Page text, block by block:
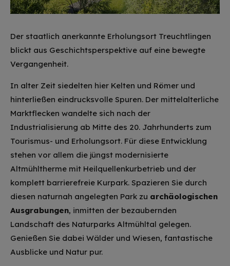
Der staatlich anerkannte Erholungsort Treuchtlingen
blickt aus Geschichtsperspektive auf eine bewegte
Vergangenheit.
In alter Zeit siedelten hier Kelten und Römer und
hinterließen eindrucksvolle Spuren. Der mittelalterliche
Marktflecken wandelte sich nach der
Industrialisierung ab Mitte des 20. Jahrhunderts zum
Tourismus- und Erholungsort. Für diese Entwicklung
stehen vor allem die jüngst modernisierte
Altmühltherme mit Heilquellenkurbetrieb und der
komplett barrierefreie Kurpark. Spazieren Sie durch
diesen naturnah angelegten Park zu archäologischen
Ausgrabungen, inmitten der bezaubernden
Landschaft des Naturparks Altmühltal gelegen.
Genießen Sie dabei Wälder und Wiesen, fantastische
Ausblicke und Natur pur.